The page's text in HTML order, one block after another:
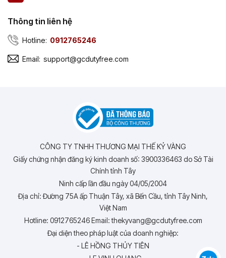
Thông tin liên hệ
Hotline: 0912765246
Email: support@gcdutyfree.com
CÔNG TY TNHH THƯƠNG MẠI THẾ KỶ VÀNG
Giấy chứng nhận đăng ký kinh doanh số: 3900336463 do Sở Tài
Chính tỉnh Tây
Ninh cấp lần đầu ngày 04/05/2004
Địa chỉ: Đường 75A ấp Thuận Tây, xã Bến Cầu, tỉnh Tây Ninh,
Việt Nam
Hotline: 0912765246 Email: thekyvang@gcdutyfree.com
Đại diện theo pháp luật của doanh nghiệp:
- LÊ HỒNG THỦY TIÊN